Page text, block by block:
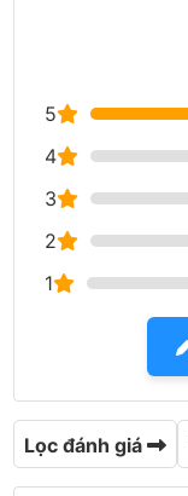
5
4
3
2
1
Lọc đánh giá